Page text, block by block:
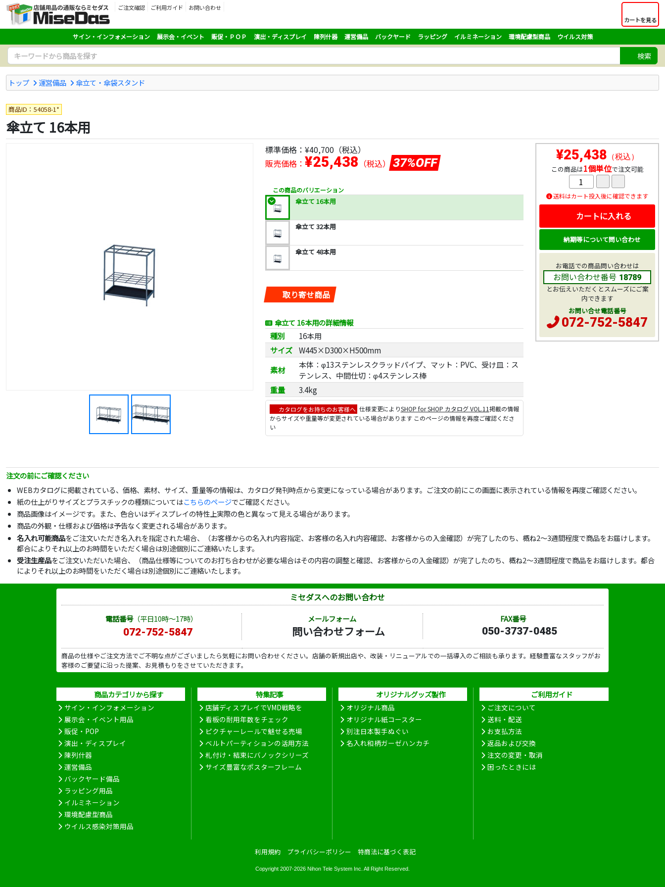
ご注文確認 ご利用ガイド
お問い合わせ
カートを見る
サイン・インフォメーション 展示会・イベント 販促・ＰＯＰ 演出・ディスプレイ 陳列什器 運営備品 バックヤード ラッピング イルミネーション 環境配慮型商品 ウイルス対策
検索
トップ 運営備品 傘立て・傘袋スタンド
商品ID：54058-1*
傘立て 16本用
標準価格： ¥40,700 （税込）
販売価格： ¥25,438 （税込） 37%OFF
この商品のバリエーション
傘立て 16本用
傘立て 32本用
傘立て 48本用
取り寄せ商品
傘立て 16本用の詳細情報
種別
16本用
サイズ W445×D300×H500mm
素材
本体：φ13ステンレスクラッドパイプ、マット：PVC、受け皿：ス
テンレス、中間仕切：φ4ステンレス棒
重量
3.4kg
カタログをお持ちのお客様へ 仕様変更によりSHOP for SHOP カタログ VOL.11掲載の情報
からサイズや重量等が変更されている場合があります このページの情報を再度ご確認くださ
い
¥25,438 （税込）
この商品は1個単位で注文可能
送料はカート投入後に確認できます
カートに入れる
納期等について問い合わせ
お電話での商品問い合わせは
お問い合わせ番号 18789
とお伝えいただくとスムーズにご案
内できます
お問い合せ電話番号
072-752-5847
注文の前にご確認ください
WEBカタログに掲載されている、価格、素材、サイズ、重量等の情報は、カタログ発刊時点から変更になっている場合があります。ご注文の前にこの画面に表示されている情報を再度ご確認ください。
紙の仕上がりサイズとプラスチックの種類についてはこちらのページでご確認ください。
商品画像はイメージです。また、色合いはディスプレイの特性上実際の色と異なって見える場合があります。
商品の外観・仕様および価格は予告なく変更される場合があります。
名入れ可能商品をご注文いただき名入れを指定された場合、（お客様からの名入れ内容指定、お客様の名入れ内容確認、お客様からの入金確認）が完了したのち、概ね2～3週間程度で商品をお届けします。
都合によりそれ以上のお時間をいただく場合は別途個別にご連絡いたします。
受注生産品をご注文いただいた場合、（商品仕様等についてのお打ち合わせが必要な場合はその内容の調整と確認、お客様からの入金確認）が完了したのち、概ね2～3週間程度で商品をお届けします。都合
によりそれ以上のお時間をいただく場合は別途個別にご連絡いたします。
ミセダスへのお問い合わせ
電話番号（平日10時～17時）
072-752-5847
メールフォーム
問い合わせフォーム
FAX番号
050-3737-0485
商品の仕様やご注文方法でご不明な点がございましたら気軽にお問い合わせください。店舗の新規出店や、改装・リニューアルでの一括導入のご相談も承ります。経験豊富なスタッフがお
客様のご要望に沿った提案、お見積もりをさせていただきます。
商品カテゴリから探す
サイン・インフォメーション
展示会・イベント用品
販促・POP
演出・ディスプレイ
陳列什器
運営備品
バックヤード備品
ラッピング用品
イルミネーション
環境配慮型商品
ウイルス感染対策用品
特集記事
店舗ディスプレイでVMD戦略を
看板の耐用年数をチェック
ピクチャーレールで魅せる売場
ベルトパーティションの活用方法
札付け・結束にバノックシリーズ
サイズ豊富なポスターフレーム
オリジナルグッズ製作
オリジナル商品
オリジナル紙コースター
別注日本製手ぬぐい
名入れ和柄ガーゼハンカチ
ご利用ガイド
ご注文について
送料・配送
お支払方法
返品および交換
注文の変更・取消
困ったときには
利用規約 プライバシーポリシー 特商法に基づく表記
Copyright 2007-2026 Nihon Tele System Inc. All Right Reserved.